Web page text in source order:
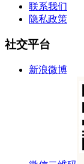
联系我们
隐私政策
社交平台
新浪微博